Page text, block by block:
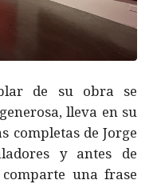
de su obra se
lleva en su
completas de Jorge
y antes de
una frase